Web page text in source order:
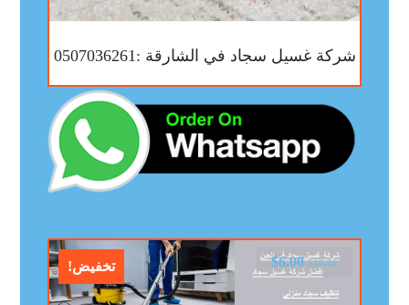
شركة غسيل سجاد في الشارقة :0507036261
تخفيض! $10.00
$6.00